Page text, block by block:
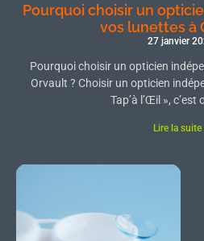
Pourquoi choisir un
vos lunettes à
27 janvier
Pourquoi choisir un opticien
Orvault ? Choisir un opticien
Tap’à l’Œil », c’est
Lire la suite